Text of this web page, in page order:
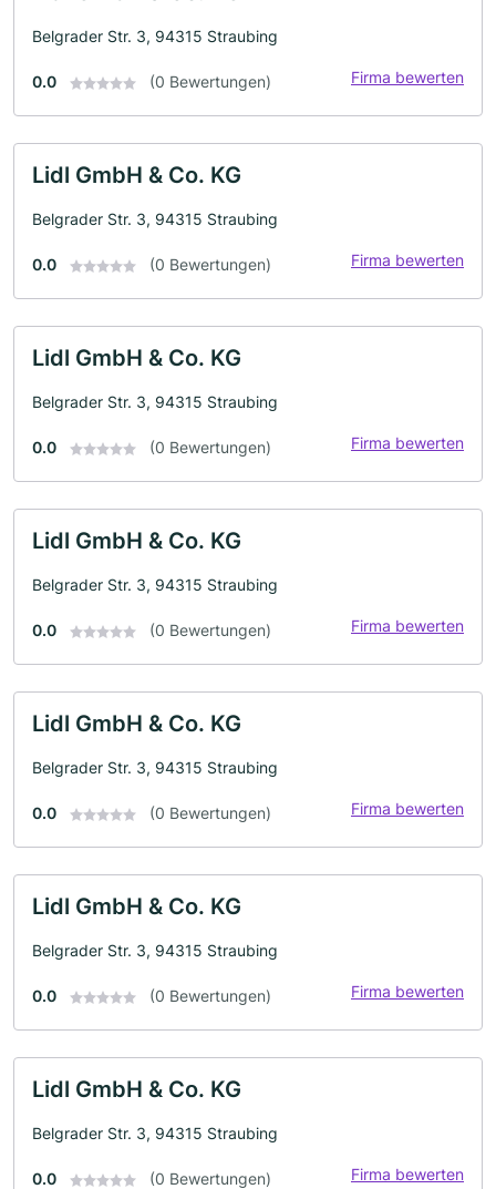
Belgrader Str. 3, 94315 Straubing
0.0 (0 Bewertungen) Firma bewerten
Lidl GmbH & Co. KG
Belgrader Str. 3, 94315 Straubing
0.0 (0 Bewertungen) Firma bewerten
Lidl GmbH & Co. KG
Belgrader Str. 3, 94315 Straubing
0.0 (0 Bewertungen) Firma bewerten
Lidl GmbH & Co. KG
Belgrader Str. 3, 94315 Straubing
0.0 (0 Bewertungen) Firma bewerten
Lidl GmbH & Co. KG
Belgrader Str. 3, 94315 Straubing
0.0 (0 Bewertungen) Firma bewerten
Lidl GmbH & Co. KG
Belgrader Str. 3, 94315 Straubing
0.0 (0 Bewertungen) Firma bewerten
Lidl GmbH & Co. KG
Belgrader Str. 3, 94315 Straubing
0.0 (0 Bewertungen) Firma bewerten